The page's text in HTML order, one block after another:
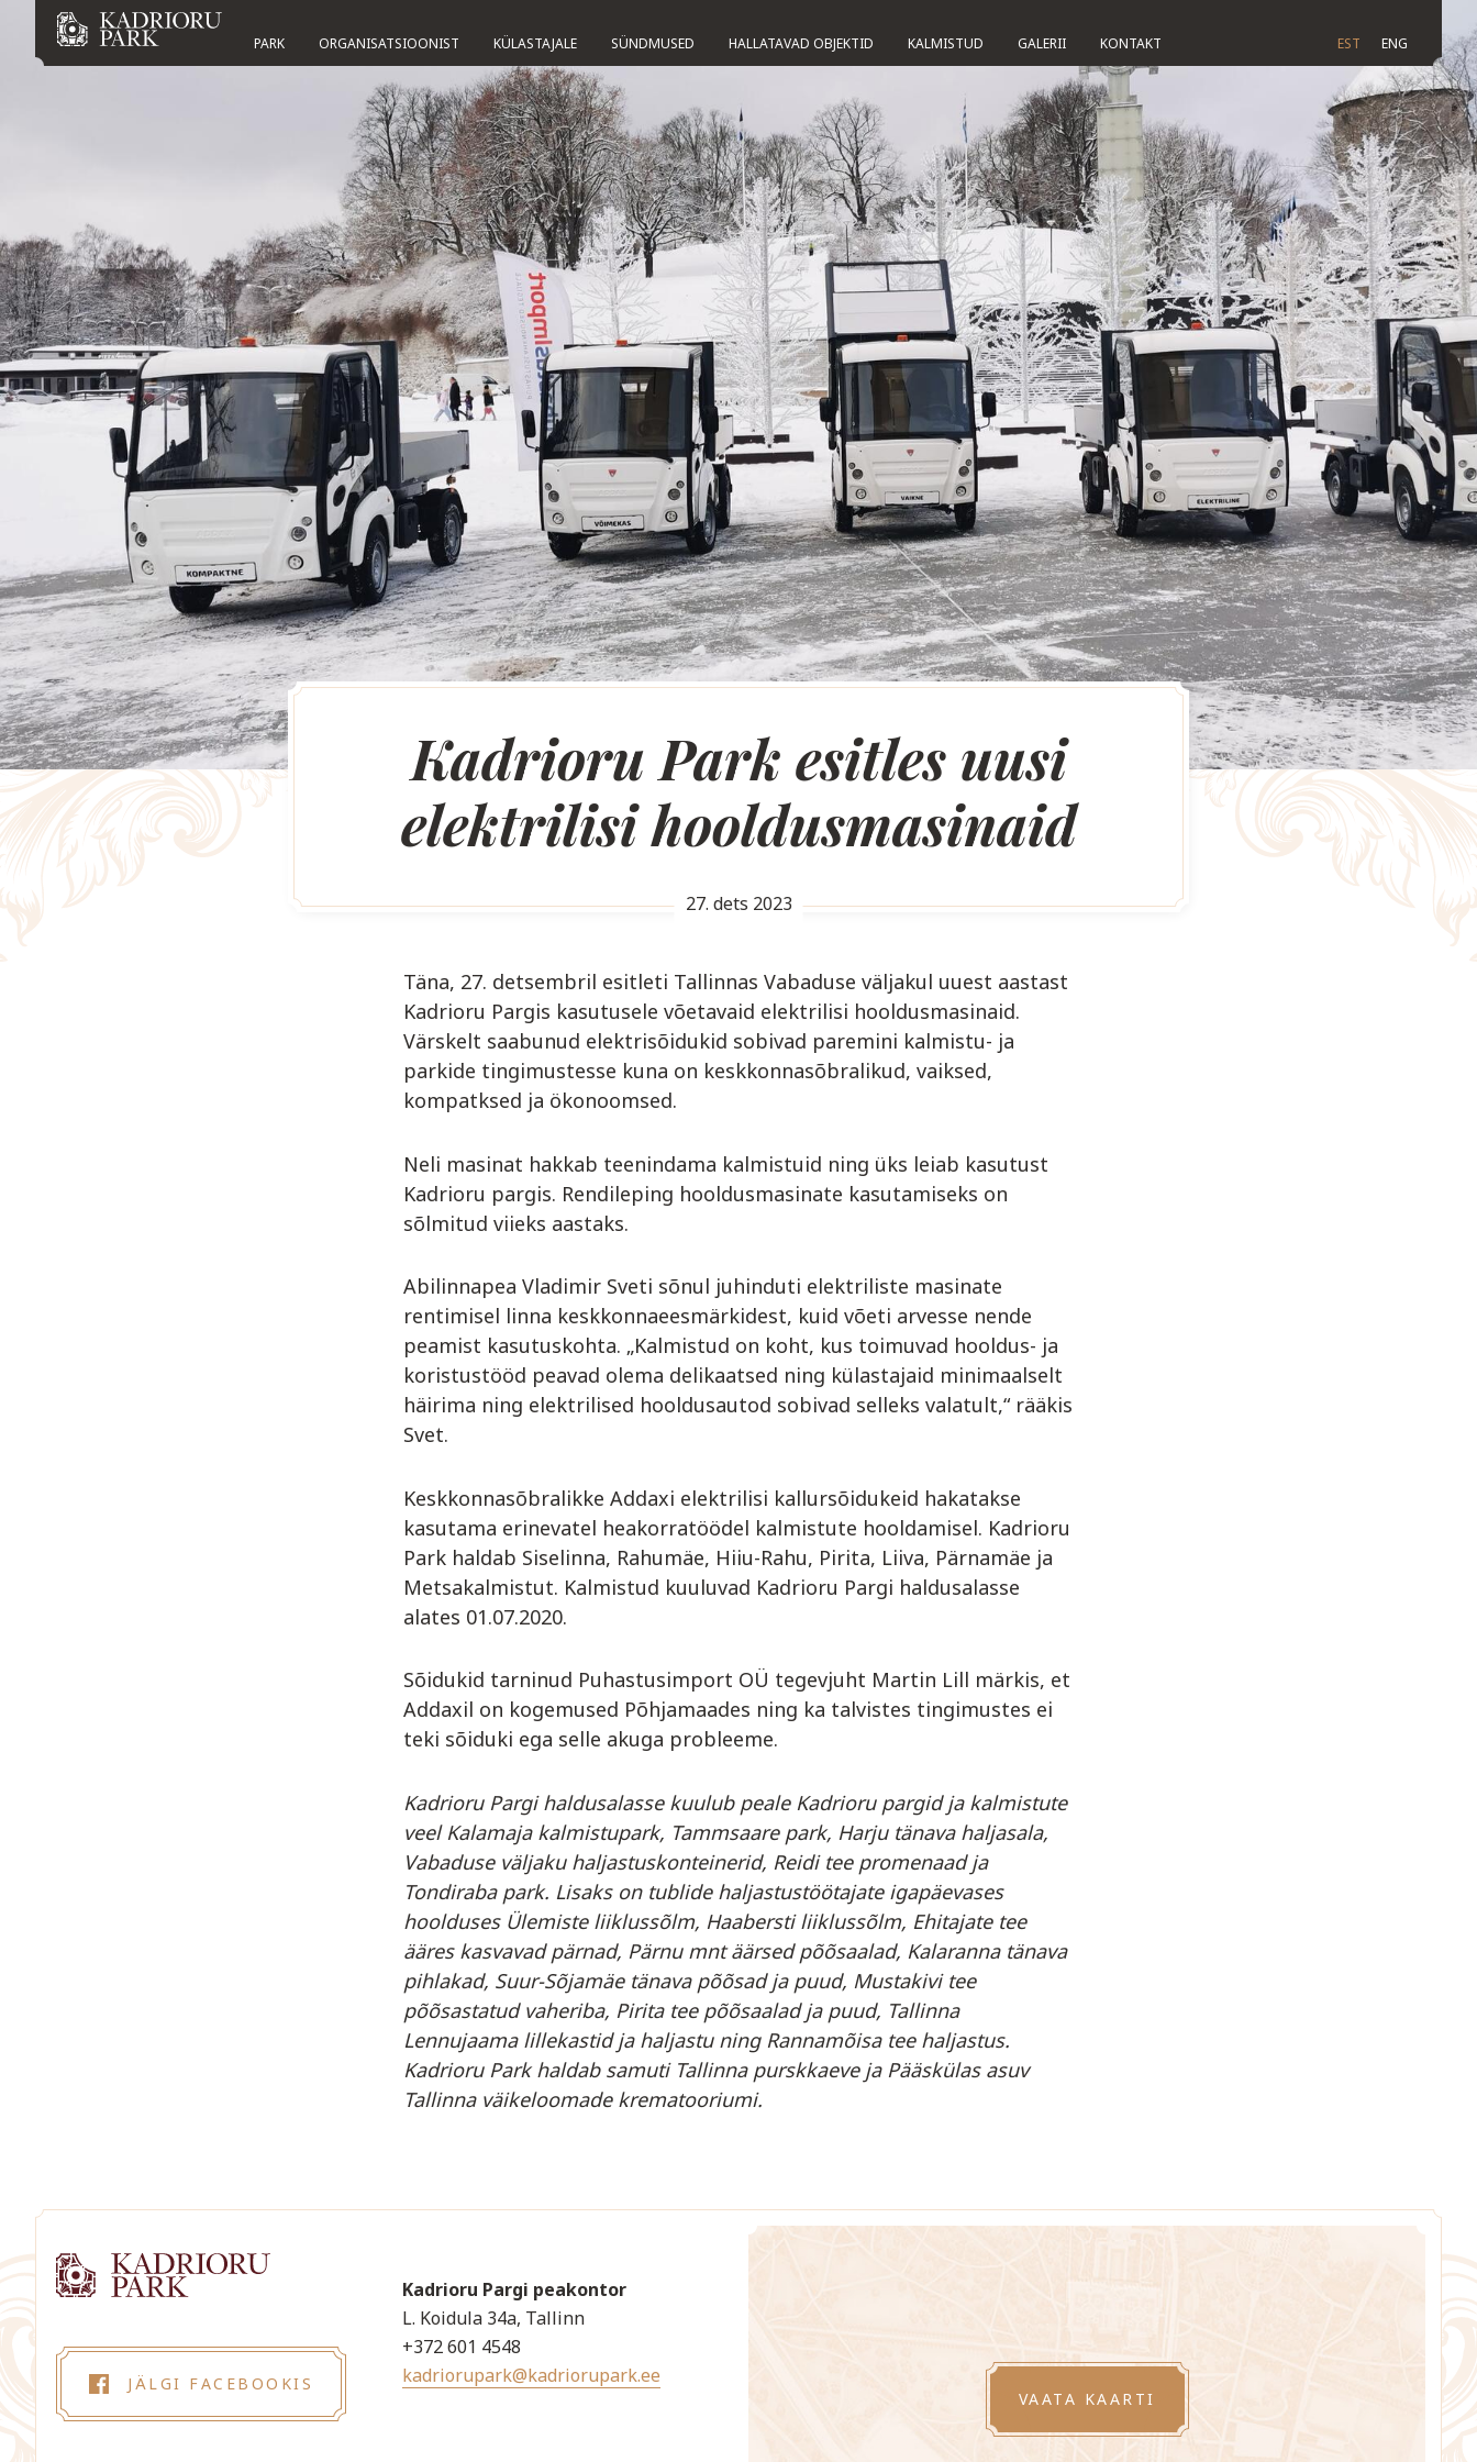
PARK ORGANISATSIOONIST KÜLASTAJALE SÜNDMUSED HALLATAVAD OBJEKTID KALMISTUD GALERII KONTAKT EST ENG
Kadrioru Park esitles uusi
elektrilisi hooldusmasinaid
27. dets 2023
Täna, 27. detsembril esitleti Tallinnas Vabaduse väljakul uuest aastast
Kadrioru Pargis kasutusele võetavaid elektrilisi hooldusmasinaid.
Värskelt saabunud elektrisõidukid sobivad paremini kalmistu- ja
parkide tingimustesse kuna on keskkonnasõbralikud, vaiksed,
kompatksed ja ökonoomsed.
Neli masinat hakkab teenindama kalmistuid ning üks leiab kasutust
Kadrioru pargis. Rendileping hooldusmasinate kasutamiseks on
sõlmitud viieks aastaks.
Abilinnapea Vladimir Sveti sõnul juhinduti elektriliste masinate
rentimisel linna keskkonnaeesmärkidest, kuid võeti arvesse nende
peamist kasutuskohta. „Kalmistud on koht, kus toimuvad hooldus- ja
koristustööd peavad olema delikaatsed ning külastajaid minimaalselt
häirima ning elektrilised hooldusautod sobivad selleks valatult,“ rääkis
Svet.
Keskkonnasõbralikke Addaxi elektrilisi kallursõidukeid hakatakse
kasutama erinevatel heakorratöödel kalmistute hooldamisel. Kadrioru
Park haldab Siselinna, Rahumäe, Hiiu-Rahu, Pirita, Liiva, Pärnamäe ja
Metsakalmistut. Kalmistud kuuluvad Kadrioru Pargi haldusalasse
alates 01.07.2020.
Sõidukid tarninud Puhastusimport OÜ tegevjuht Martin Lill märkis, et
Addaxil on kogemused Põhjamaades ning ka talvistes tingimustes ei
teki sõiduki ega selle akuga probleeme.
Kadrioru Pargi haldusalasse kuulub peale Kadrioru pargid ja kalmistute
veel Kalamaja kalmistupark, Tammsaare park, Harju tänava haljasala,
Vabaduse väljaku haljastuskonteinerid, Reidi tee promenaad ja
Tondiraba park. Lisaks on tublide haljastustöötajate igapäevases
hoolduses Ülemiste liiklussõlm, Haabersti liiklussõlm, Ehitajate tee
ääres kasvavad pärnad, Pärnu mnt äärsed põõsaalad, Kalaranna tänava
pihlakad, Suur-Sõjamäe tänava põõsad ja puud, Mustakivi tee
põõsastatud vaheriba, Pirita tee põõsaalad ja puud, Tallinna
Lennujaama lillekastid ja haljastu ning Rannamõisa tee haljastus.
Kadrioru Park haldab samuti Tallinna purskkaeve ja Pääskülas asuv
Tallinna väikeloomade krematooriumi.
JÄLGI FACEBOOKIS
Kadrioru Pargi peakontor
L. Koidula 34a, Tallinn
+372 601 4548
kadriorupark@kadriorupark.ee
VAATA KAARTI